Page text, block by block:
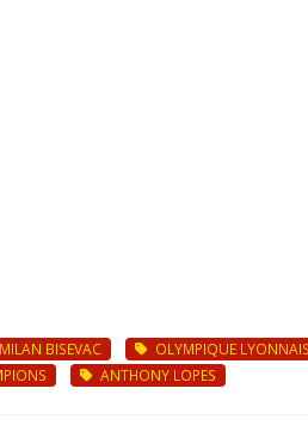
MILAN BISEVAC OLYMPIQUE LYONNAIS
ANTHONY LOPES